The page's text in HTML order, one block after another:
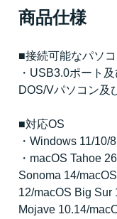
商品仕様
■接続可能なパソ
・USB3.0ポート
DOS/Vパソコン及
■対応OS
・Windows 11/10/
・macOS Tahoe
Sonoma 14/
12/macOS Big Sur
Mojave 10.14/